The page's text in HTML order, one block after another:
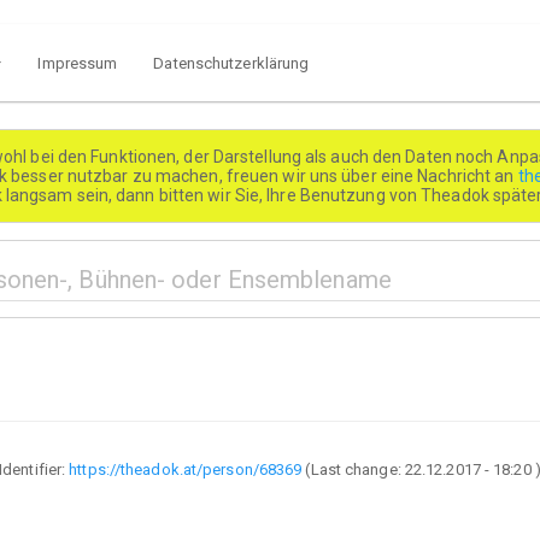
Impressum Datenschutzerklärung
bei den Funktionen, der Darstellung als auch den Daten noch
besser nutzbar zu machen, freuen wir uns über eine Nachricht an
sein, dann bitten wir Sie, Ihre Benutzung von Theadok
Identifier:https://theadok.at/person/68369 (Last change: 22.12.2017 - 18:20)